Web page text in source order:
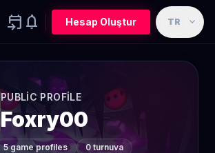
event_upcoming notifications Hesap Oluştur TR expand_more
PUBLIC PROFILE
Foxry00
5 game profiles 0 turnuva